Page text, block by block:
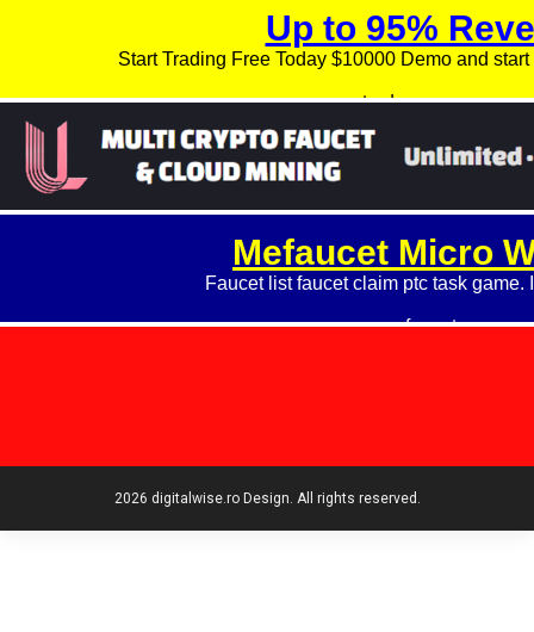
2026 digitalwise.ro Design. All rights reserved.